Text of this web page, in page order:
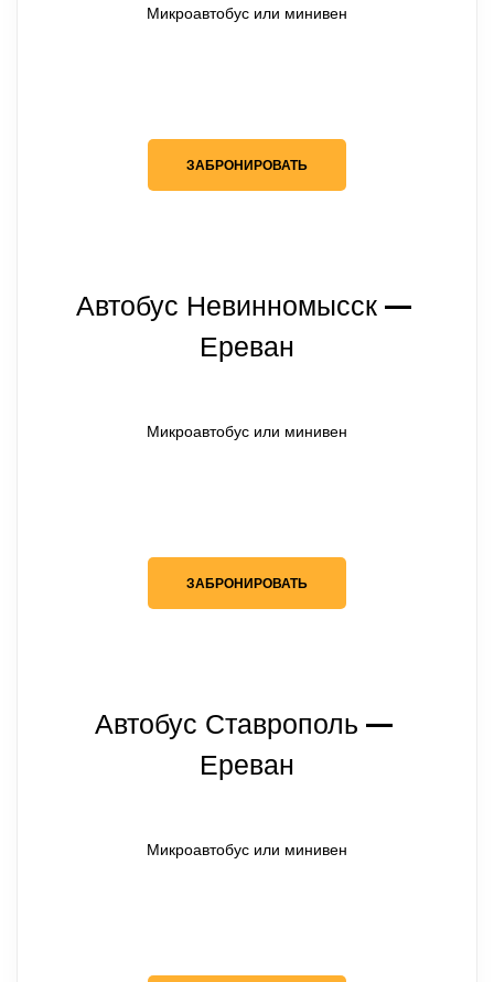
Микроавтобус или минивен
ЗАБРОНИРОВАТЬ
Автобус Невинномысск
Ереван
Микроавтобус или минивен
ЗАБРОНИРОВАТЬ
Автобус Ставрополь
Ереван
Микроавтобус или минивен